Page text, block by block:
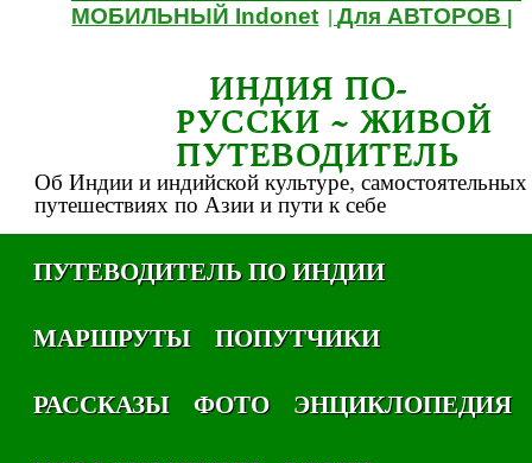
МОБИЛЬНЫЙ Indonet |Для АВТОРОВ
ИНДИЯ ПО-
РУССКИ ~ ЖИВОЙ
ПУТЕВОДИТЕЛЬ
Об Индии и индийской культуре, самостоятельных
путешествиях по Азии и пути к себе
ПУТЕВОДИТЕЛЬ ПО ИНДИИ
МАРШРУТЫ
ПОПУТЧИКИ
РАССКАЗЫ
ФОТО
ЭНЦИКЛОПЕДИЯ